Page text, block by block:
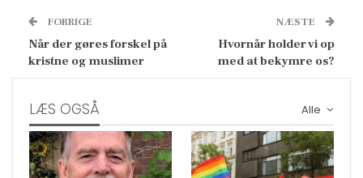
FORRIGE
Når der gøres forskel på
kristne og muslimer
NÆSTE
Hvornår holder vi op
med at bekymre os?
Alle
LÆS OGSÅ